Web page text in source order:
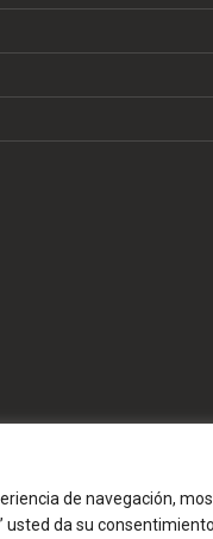
de navegación,
usted da su